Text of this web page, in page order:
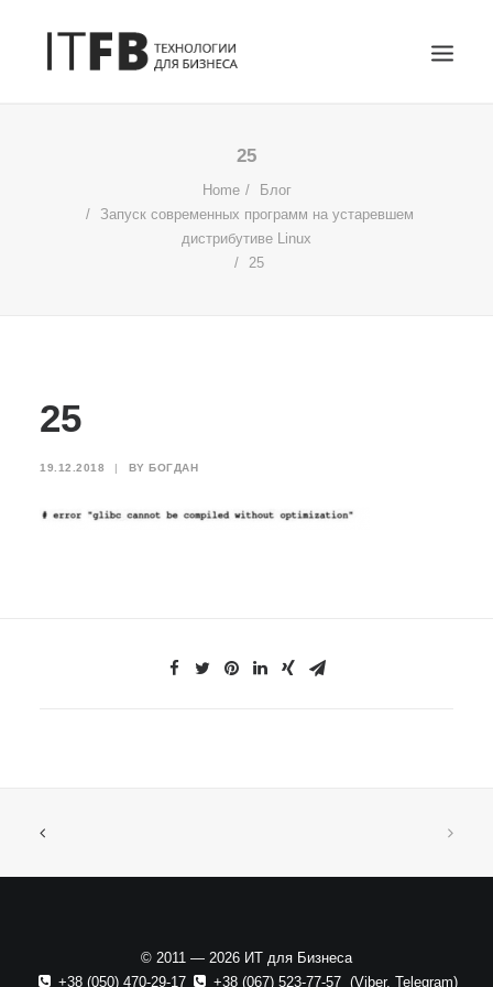
АДМИНИСТРИРОВАНИЕ СЕРВЕРОВ
25
Home
Блог
Запуск современных программ на устаревшем
дистрибутиве Linux
25
25
19.12.2018 | BY БОГДАН
© 2011 — 2026 ИТ для Бизнеса
+38 (050) 470-29-17
+38 (067) 523-77-57(Viber, Telegram)